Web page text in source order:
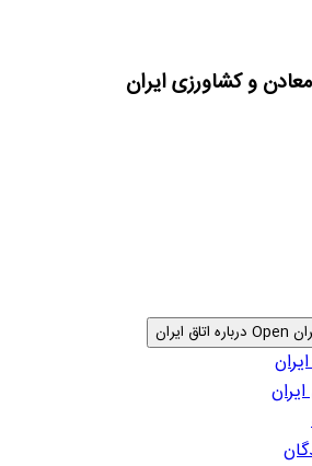
معادن و کشاورزی ایران
Open درباره اتاق ایران